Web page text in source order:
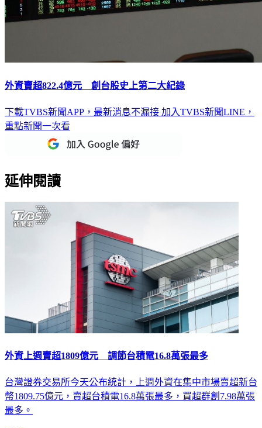
外資賣超822.4億元 創台股史上第二大紀錄
下載TVBS新聞APP，最新消息不漏接 加入TVBS新聞LINE，
重點新聞一次看
延伸閱讀
外資上週賣超1809億元 調節台積電16.8萬張最多
台灣證券交易所今天公布統計，上週外資在集中市場賣超新台
幣1809.75億元，賣超台積電16.8萬張最多，買超群創7.98萬張
最多。